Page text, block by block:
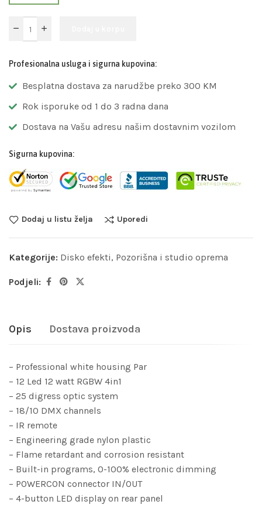
Profesionalna usluga i sigurna kupovina:
Besplatna dostava za narudžbe preko 300 KM
Rok isporuke od 1 do 3 radna dana
Dostava na Vašu adresu našim dostavnim vozilom
Sigurna kupovina:
Dodaj u listu želja Uporedi
Kategorije: Disko efekti, Pozorišna i studio oprema
Podjeli:
Opis Dostava proizvoda
– Professional white housing Par
– 12 Led 12 watt RGBW 4in1
– 25 digress optic system
– 18/10 DMX channels
– IR remote
– Engineering grade nylon plastic
– Flame retardant and corrosion resistant
– Built-in programs, 0-100% electronic dimming
– POWERCON connector IN/OUT
– 4-button LED display on rear panel